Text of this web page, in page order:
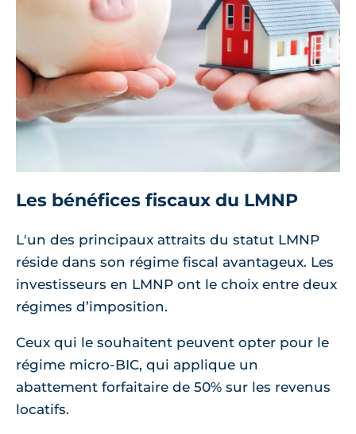
Les bénéfices fiscaux du LMNP
L'un des principaux attraits du statut LMNP
réside dans son régime fiscal avantageux. Les
investisseurs en LMNP ont le choix entre deux
régimes d’imposition.
Ceux qui le souhaitent peuvent opter pour le
régime micro-BIC, qui applique un
abattement forfaitaire de 50% sur les revenus
locatifs.